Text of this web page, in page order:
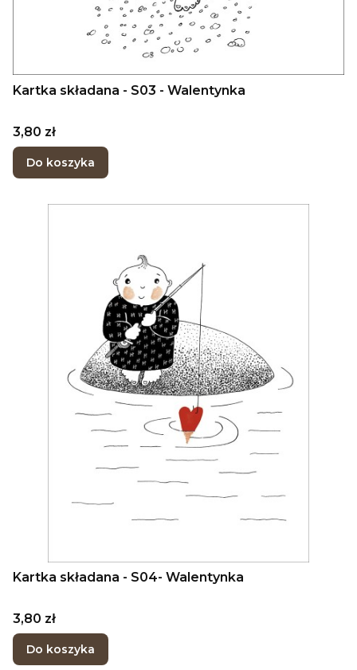
Kartka składana - S03 - Walentynka
Cena
3,80 zł
Do koszyka
Kartka składana - S04- Walentynka
Cena
3,80 zł
Do koszyka